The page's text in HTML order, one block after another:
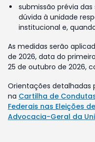
submissão prévia
dúvida à unidade
institucional e,
As medidas serão
de 2026, data do
25 de outubro de 2026,
Orientações detalhadas
na Cartilha de
Federais nas Eleições
Advocacia-Geral da